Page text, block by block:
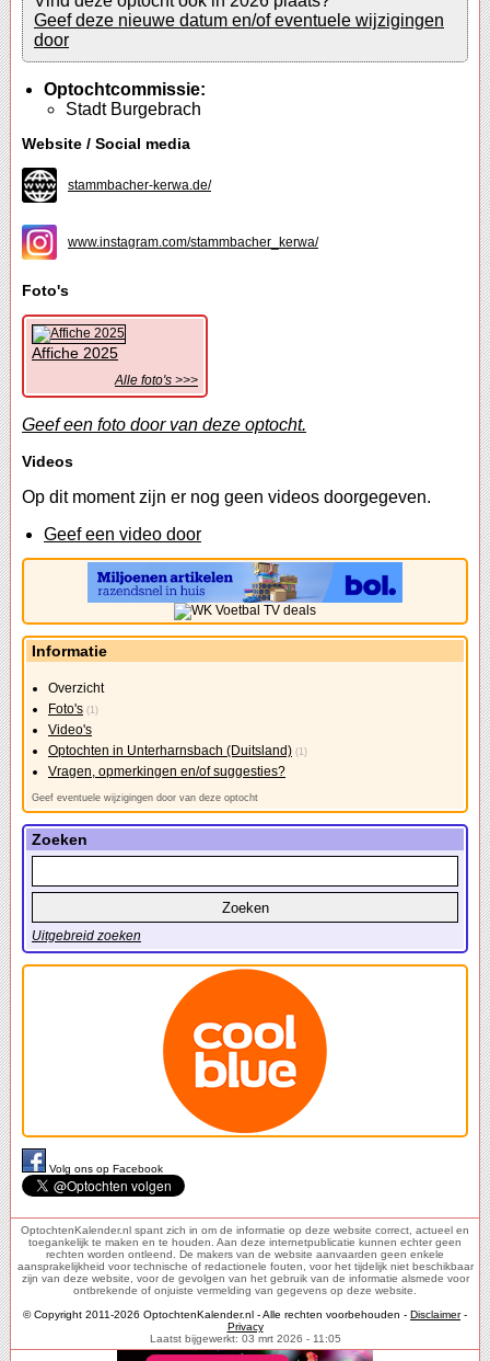
Geef deze nieuwe datum en/of eventuele wijzigingen
door
Optochtcommissie:
Stadt Burgebrach
Website / Social media
stammbacher-kerwa.de/
www.instagram.com/stammbacher_kerwa/
Foto's
Affiche 2025
Alle foto's >>>
Geef een foto door van deze optocht.
Videos
Op dit moment zijn er nog geen videos doorgegeven.
Geef een video door
Informatie
Overzicht
Foto's (1)
Video's
Optochten in Unterharnsbach (Duitsland) (1)
Vragen, opmerkingen en/of suggesties?
Geef eventuele wijzigingen door van deze optocht
Zoeken
Uitgebreid zoeken
Volg ons op Facebook
OptochtenKalender.nl spant zich in om de informatie op deze website correct, actueel en
toegankelijk te maken en te houden. Aan deze internetpublicatie kunnen echter geen
rechten worden ontleend. De makers van de website aanvaarden geen enkele
aansprakelijkheid voor technische of redactionele fouten, voor het tijdelijk niet beschikbaar
zijn van deze website, voor de gevolgen van het gebruik van de informatie alsmede voor
ontbrekende of onjuiste vermelding van gegevens op deze website.
© Copyright 2011-2026 OptochtenKalender.nl - Alle rechten voorbehouden - Disclaimer-
Privacy
Laatst bijgewerkt: 03 mrt 2026 - 11:05